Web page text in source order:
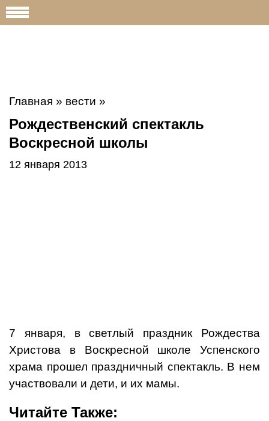
Главная » вести »
Рождественский спектакль
Воскресной школы
12 января 2013
7 января, в светлый праздник Рождества
Христова в Воскресной школе Успенского
храма прошел праздничный спектакль. В нем
участвовали и дети, и их мамы.
Читайте Также: